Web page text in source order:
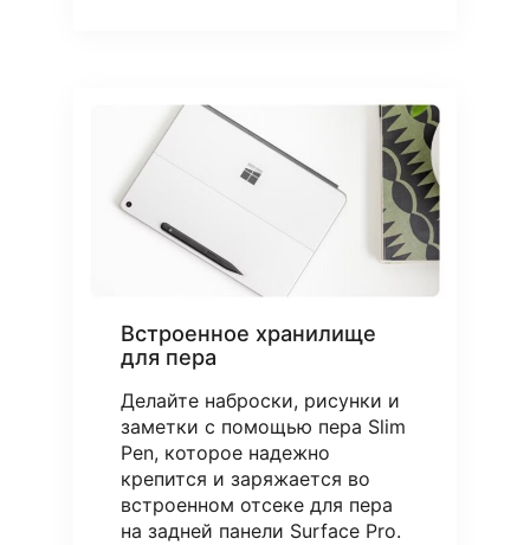
Встроенное хранилище
для пера
Делайте наброски, рисунки и
заметки с помощью пера Slim
Pen, которое надежно
крепится и заряжается во
встроенном отсеке для пера
на задней панели Surface Pro.